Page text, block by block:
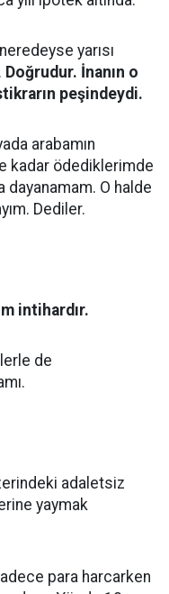
yarısı
Doğrudur. İnanın o
peşindeydi.
arabamın
kadar ödediklerimde
dayanamam. O halde
Dediler.
intihardır.
de
adaletsiz
yaymak
para harcarken